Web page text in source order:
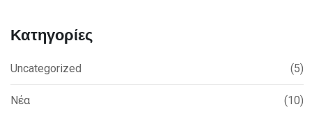
Κατηγορίες
Uncategorized (5)
Νέα (10)